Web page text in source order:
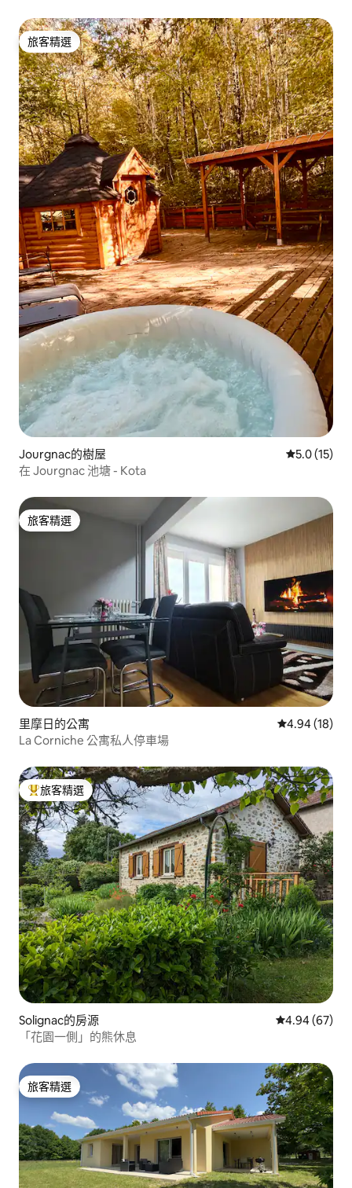
旅客精選
旅客精選
Jourgnac的樹屋 從 15 則評
5.0 (15)
在 Jourgnac 池塘 - Kota
旅客精選
旅客精選
里摩日的公寓 從 18 則評價
4.94 (18)
La Corniche 公寓私人停車場
旅客精選榜首
旅客精選
Solignac的房源 從 67 則評價
4.94 (67)
「花園一側」的熊休息
旅客精選
旅客精選